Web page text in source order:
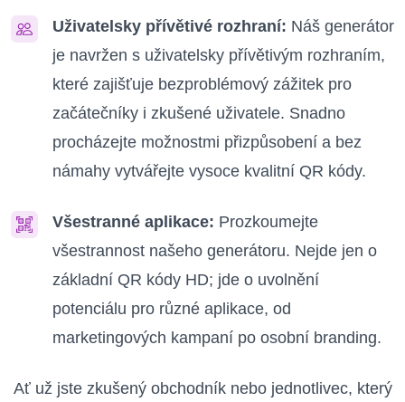
Uživatelsky přívětivé rozhraní: Náš generátor
je navržen s uživatelsky přívětivým rozhraním,
které zajišťuje bezproblémový zážitek pro
začátečníky i zkušené uživatele. Snadno
procházejte možnostmi přizpůsobení a bez
námahy vytvářejte vysoce kvalitní QR kódy.
Všestranné aplikace: Prozkoumejte
všestrannost našeho generátoru. Nejde jen o
základní QR kódy HD; jde o uvolnění
potenciálu pro různé aplikace, od
marketingových kampaní po osobní branding.
Ať už jste zkušený obchodník nebo jednotlivec, který